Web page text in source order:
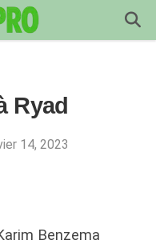
Ryad
14, 2023
Benzema